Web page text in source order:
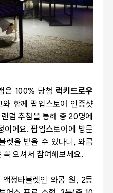
은 100% 당첨 럭키드로우
와 함께 팝업스토어 인증샷
덤 추첨을 통해 총 20명에
이에요. 팝업스토어에 방문
렛을 받을 수 있다니, 와콤
오셔서 참여해보세요.
정타블렛인 와콤 원, 2등